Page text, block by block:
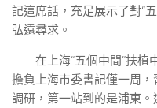
記這席話，充足展示了對“
弘遠尋求。
在上海“五個中間”扶植
擔負上海市委書記僅一周
調研，第一站到的是浦東